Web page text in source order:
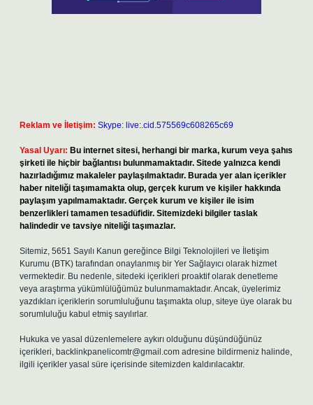
Reklam ve İletişim: Skype: live:.cid.575569c608265c69
Yasal Uyarı: Bu internet sitesi, herhangi bir marka, kurum veya şahıs
şirketi ile hiçbir bağlantısı bulunmamaktadır. Sitede yalnızca kendi
hazırladığımız makaleler paylaşılmaktadır. Burada yer alan içerikler
haber niteliği taşımamakta olup, gerçek kurum ve kişiler hakkında
paylaşım yapılmamaktadır. Gerçek kurum ve kişiler ile isim
benzerlikleri tamamen tesadüfidir. Sitemizdeki bilgiler taslak
halindedir ve tavsiye niteliği taşımazlar.
Sitemiz, 5651 Sayılı Kanun gereğince Bilgi Teknolojileri ve İletişim
Kurumu (BTK) tarafından onaylanmış bir Yer Sağlayıcı olarak hizmet
vermektedir. Bu nedenle, sitedeki içerikleri proaktif olarak denetleme
veya araştırma yükümlülüğümüz bulunmamaktadır. Ancak, üyelerimiz
yazdıkları içeriklerin sorumluluğunu taşımakta olup, siteye üye olarak bu
sorumluluğu kabul etmiş sayılırlar.
Hukuka ve yasal düzenlemelere aykırı olduğunu düşündüğünüz
içerikleri, backlinkpanelicomtr@gmail.com adresine bildirmeniz halinde,
ilgili içerikler yasal süre içerisinde sitemizden kaldırılacaktır.